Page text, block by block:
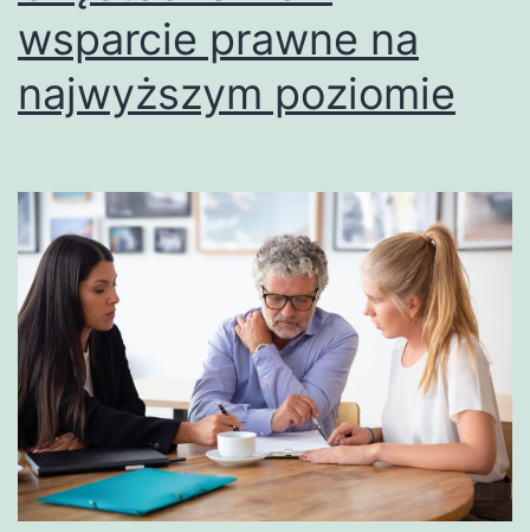
wsparcie prawne na
najwyższym poziomie